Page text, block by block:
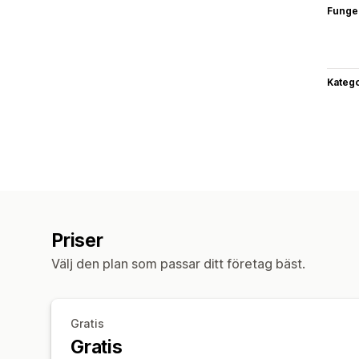
Priser
Välj den plan som passar ditt företag bäst.
Gratis
Gratis